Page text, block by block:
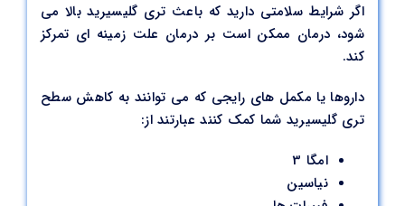
اگر شرایط سلامتی دارید که باعث تری گلیسیرید بالا می
شود، درمان ممکن است بر درمان علت زمینه ای تمرکز
کند.
داروها یا مکمل های رایجی که می توانند به کاهش سطح
تری گلیسیرید شما کمک کنند عبارتند از:
امگا 3
نیاسین